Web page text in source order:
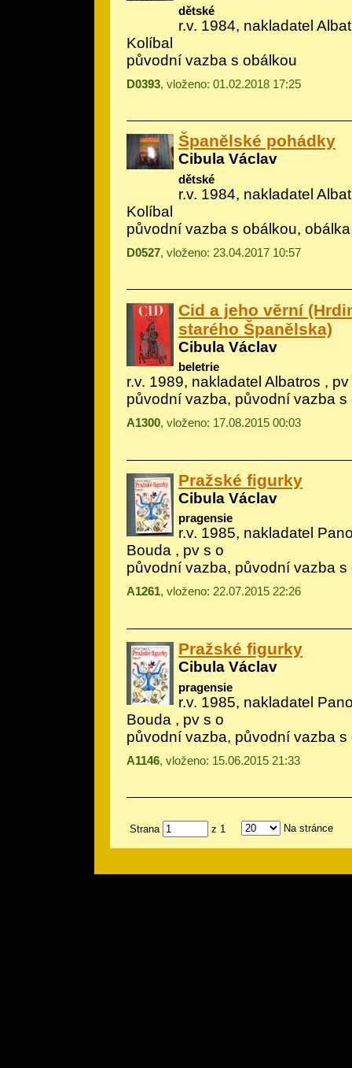
dětské
r.v. 1984, nakladatel
Kolíbal
původní vazba s obálkou
D0393, vloženo: 01.02.2018 17:25
Španělské pohádky
Cibula Václav
dětské
r.v. 1984, nakladatel
Kolíbal
původní vazba s obálkou,
D0527, vloženo: 23.04.2017 10:57
Cid a jeho věrní
starého Španělska)
Cibula Václav
beletrie
r.v. 1989, nakladatel Albatros ,
původní vazba, původní vazba s
A1300, vloženo: 17.08.2015 00:03
Pražské figurky
Cibula Václav
pragensie
r.v. 1985, nakladatel
Bouda , pv s o
původní vazba, původní vazba s
A1261, vloženo: 22.07.2015 22:26
Pražské figurky
Cibula Václav
pragensie
r.v. 1985, nakladatel
Bouda , pv s o
původní vazba, původní vazba s
A1146, vloženo: 15.06.2015 21:33
Strana z 1 Na stránce